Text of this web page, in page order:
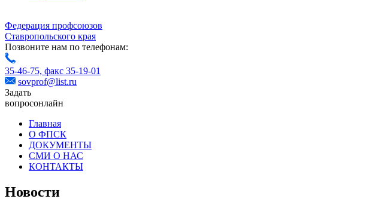
Федерация профсоюзов
Ставропольского края
Позвоните нам по телефонам:
35-46-75, факс 35-19-01
sovprof@list.ru
Задать
вопросонлайн
Главная
О ФПСК
ДОКУМЕНТЫ
СМИ О НАС
КОНТАКТЫ
Новости